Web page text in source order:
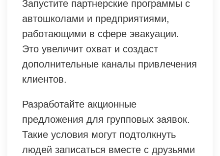
Запустите партнерские программы с
автошколами и предприятиями,
работающими в сфере эвакуации.
Это увеличит охват и создаст
дополнительные каналы привлечения
клиентов.
Разработайте акционные
предложения для групповых заявок.
Такие условия могут подтолкнуть
людей записаться вместе с друзьями